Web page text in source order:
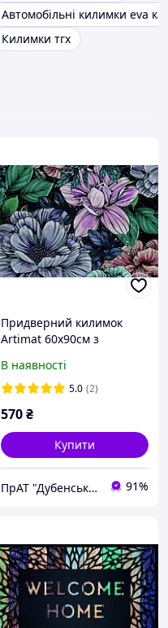
Автомобільні килимки eva
Килимки тгх
Придверний килимок
Artimat 60х90см з
основі К-603-13
В наявності
5.0 (2)
570₴
Купити
ПрАТ "Дубенський завод ГТВ" 91%